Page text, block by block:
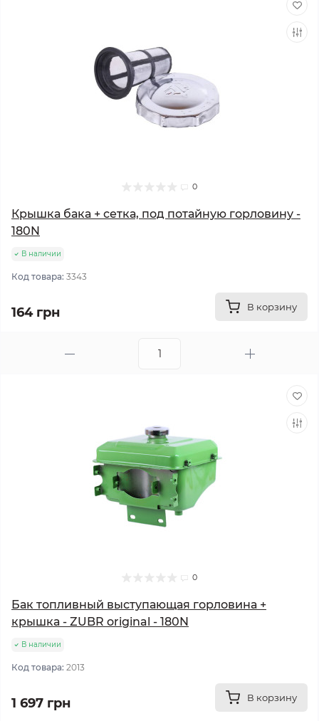
0
Крышка бака + сетка, под потайную горловину -
180N
В наличии
Код товара: 3343
164 грн В корзину
0
Бак топливный выступающая горловина +
крышка - ZUBR original - 180N
В наличии
Код товара: 2013
1 697 грн В корзину